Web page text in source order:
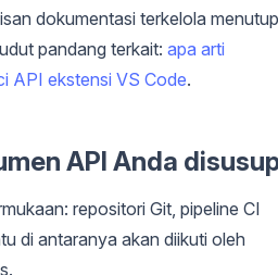
dokumentasi terkelola menutup
pandang terkait: apa arti
API ekstensi VS Code.
API Anda
repositori Git, pipeline CI
di antaranya akan diikuti oleh